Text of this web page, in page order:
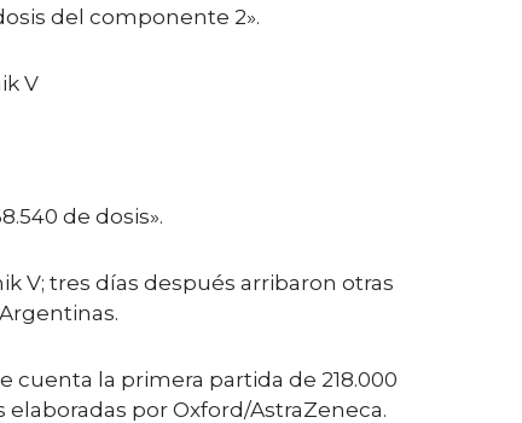
del componente 2».
V
de dosis».
V; tres días después arribaron otras
cuenta la primera partida de 218.000
por Oxford/AstraZeneca.